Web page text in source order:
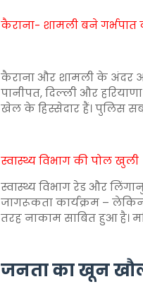
कैराना- शामली बने गर्भपात
कैराना और शामली के अंदर
पानीपत, दिल्ली और
खेल के हिस्सेदार हैं। पुलिस
स्वास्थ्य विभाग की पोल खुली
स्वास्थ्य विभाग रेड और
जागरूकता कार्यक्रम –
तरह नाकाम साबित हुआ है।
जनता का खून